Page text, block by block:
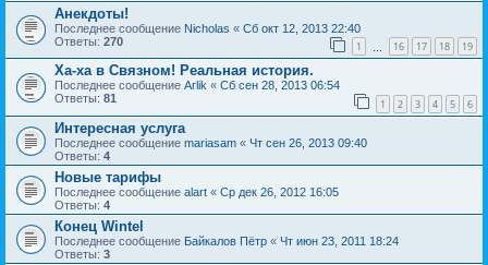
Анекдоты!
Последнее сообщение Nicholas « Сб окт 12, 2013 22:40
Ответы: 270 1 16 17 18 19
Ха-ха в Связном! Реальная история.
Последнее сообщение Arlik « Сб сен 28, 2013 06:54
Ответы: 81 1 2 3 4 5 6
Интересная услуга
Последнее сообщение mariasam « Чт сен 26, 2013 09:40
Ответы: 4
Новые тарифы
Последнее сообщение alart « Ср дек 26, 2012 16:05
Ответы: 4
Конец Wintel
Последнее сообщение Байкалов Пётр « Чт июн 23, 2011 18:24
Ответы: 3